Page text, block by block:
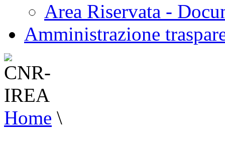
Area Riservata -
Amministrazione
Home \